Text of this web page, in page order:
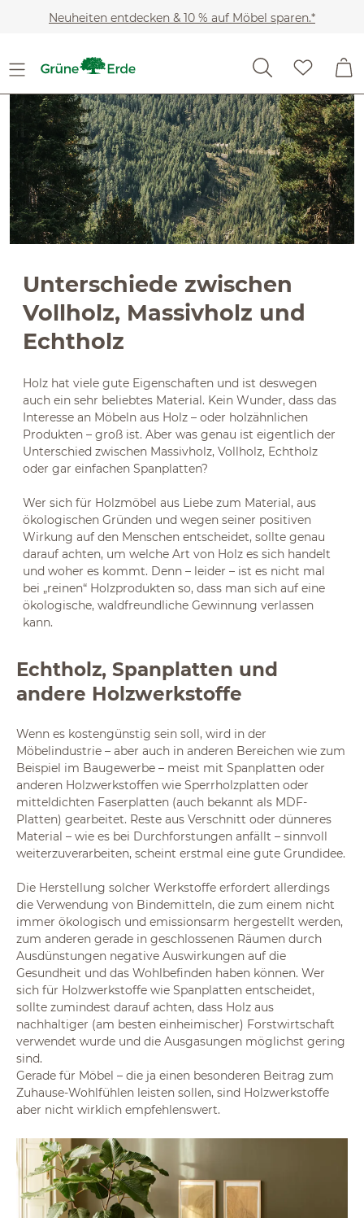
Zum Hauptinhalt springen
Neuheiten entdecken & 10 % auf Möbel sparen.*
Unterschiede zwischen
Vollholz, Massivholz und
Echtholz
Holz hat viele gute Eigenschaften und ist deswegen
auch ein sehr beliebtes Material. Kein Wunder, dass das
Interesse an Möbeln aus Holz – oder holzähnlichen
Produkten – groß ist. Aber was genau ist eigentlich der
Unterschied zwischen Massivholz, Vollholz, Echtholz
oder gar einfachen Spanplatten?
Wer sich für Holzmöbel aus Liebe zum Material, aus
ökologischen Gründen und wegen seiner positiven
Wirkung auf den Menschen entscheidet, sollte genau
darauf achten, um welche Art von Holz es sich handelt
und woher es kommt. Denn – leider – ist es nicht mal
bei „reinen“ Holzprodukten so, dass man sich auf eine
ökologische, waldfreundliche Gewinnung verlassen
kann.
Echtholz, Spanplatten und
andere Holzwerkstoffe
Wenn es kostengünstig sein soll, wird in der
Möbelindustrie – aber auch in anderen Bereichen wie zum
Beispiel im Baugewerbe – meist mit Spanplatten oder
anderen Holzwerkstoffen wie Sperrholzplatten oder
mitteldichten Faserplatten (auch bekannt als MDF-
Platten) gearbeitet. Reste aus Verschnitt oder dünneres
Material – wie es bei Durchforstungen anfällt – sinnvoll
weiterzuverarbeiten, scheint erstmal eine gute Grundidee.
Die Herstellung solcher Werkstoffe erfordert allerdings
die Verwendung von Bindemitteln, die zum einem nicht
immer ökologisch und emissionsarm hergestellt werden,
zum anderen gerade in geschlossenen Räumen durch
Ausdünstungen negative Auswirkungen auf die
Gesundheit und das Wohlbefinden haben können. Wer
sich für Holzwerkstoffe wie Spanplatten entscheidet,
sollte zumindest darauf achten, dass Holz aus
nachhaltiger (am besten einheimischer) Forstwirtschaft
verwendet wurde und die Ausgasungen möglichst gering
sind.
Gerade für Möbel – die ja einen besonderen Beitrag zum
Zuhause-Wohlfühlen leisten sollen, sind Holzwerkstoffe
aber nicht wirklich empfehlenswert.